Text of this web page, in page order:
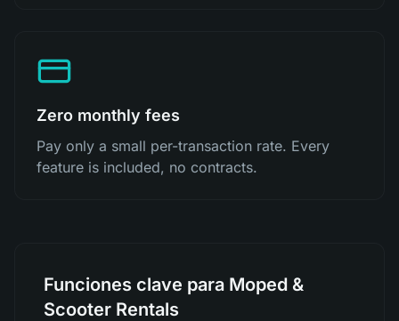
Zero monthly fees
Pay only a small per-transaction rate. Every
feature is included, no contracts.
Funciones clave para Moped &
Scooter Rentals